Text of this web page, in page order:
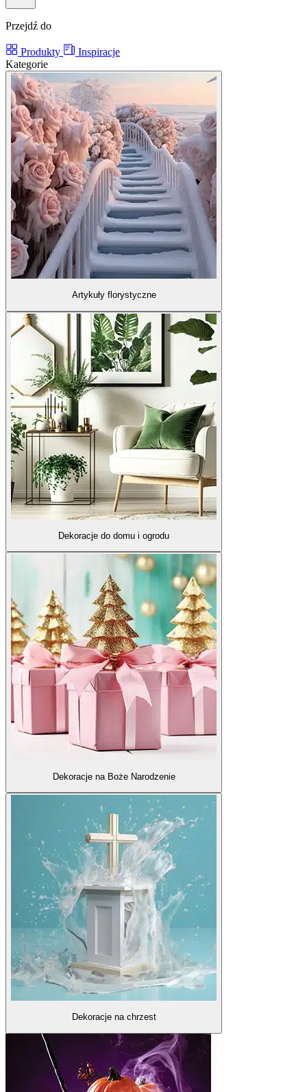
Przejdź do
Produkty
Inspiracje
Kategorie
Artykuły florystyczne
Dekoracje do domu i ogrodu
Dekoracje na Boże Narodzenie
Dekoracje na chrzest